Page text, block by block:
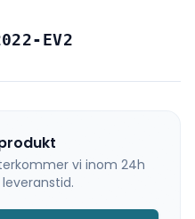
EV2
vi inom 24h